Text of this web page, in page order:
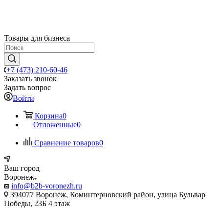
Товары для бизнеса
+7 (473) 210-60-46
Заказать звонок
Задать вопрос
Войти
Корзина0
Отложенные0
Сравнение товаров0
Ваш город
Воронеж
info@b2b-voronezh.ru
394077 Воронеж, Коминтерновский район, улица Бульвар
Победы, 23Б​ 4 этаж